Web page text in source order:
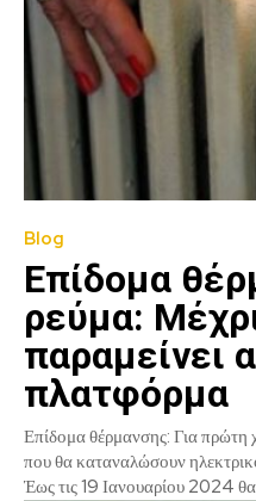
Blog
Επίδομα
ρεύμα:
παραμείνει
πλατφόρμα
Επίδομα θέρμανσης: Για πρώτη
που θα καταναλώσουν
Έως τις 19 Ιανουαρίου 2024